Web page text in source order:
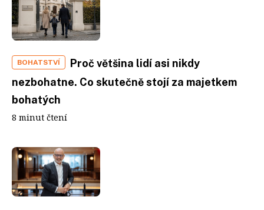
BOHATSTVÍ
Proč většina lidí asi nikdy
nezbohatne. Co skutečně stojí za majetkem
bohatých
8 minut čtení